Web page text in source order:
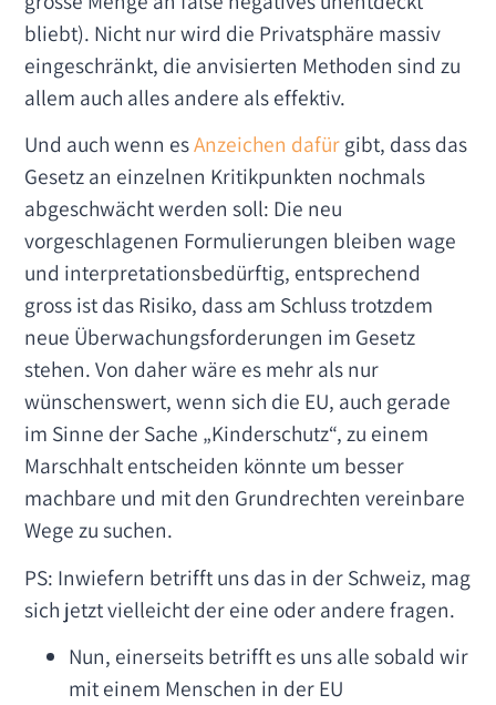
bliebt). Nicht nur wird die Privatsphäre massiv
eingeschränkt, die anvisierten Methoden sind zu
allem auch alles andere als effektiv.
Und auch wenn esAnzeichen dafürgibt, dass das
Gesetz an einzelnen Kritikpunkten nochmals
abgeschwächt werden soll: Die neu
vorgeschlagenen Formulierungen bleiben wage
und interpretationsbedürftig, entsprechend
gross ist das Risiko, dass am Schluss trotzdem
neue Überwachungsforderungen im Gesetz
stehen. Von daher wäre es mehr als nur
wünschenswert, wenn sich die EU, auch gerade
im Sinne der Sache „Kinderschutz“, zu einem
Marschhalt entscheiden könnte um besser
machbare und mit den Grundrechten vereinbare
Wege zu suchen.
PS: Inwiefern betrifft uns das in der Schweiz, mag
sich jetzt vielleicht der eine oder andere fragen.
Nun, einerseits betrifft es uns alle sobald wir
mit einem Menschen in der EU